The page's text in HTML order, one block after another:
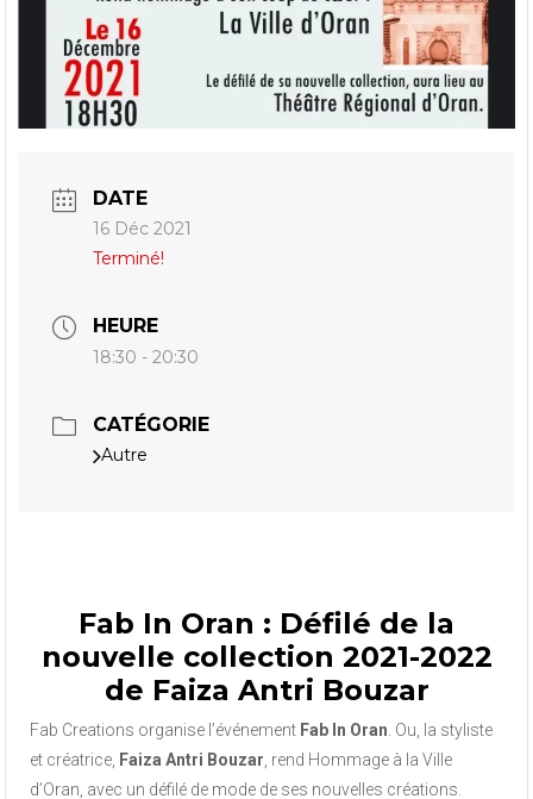
DATE
16 Déc 2021
Terminé!
HEURE
18:30 - 20:30
CATÉGORIE
Autre
Fab In Oran : Défilé de la
nouvelle collection 2021-2022
de Faiza Antri Bouzar
Fab Creations organise l’événement Fab In Oran . Ou, la styliste
et créatrice, Faiza Antri Bouzar , rend Hommage à la Ville
d’Oran, avec un défilé de mode de ses nouvelles créations.